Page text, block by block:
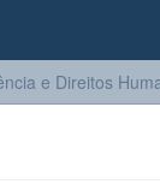
e Direitos